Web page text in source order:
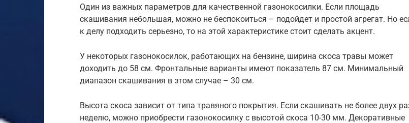
Один из важных параметров для качественной газонокосилки. Если площадь
скашивания небольшая, можно не беспокоиться – подойдет и простой агрегат. Но
к делу подходить серьезно, то на этой характеристике стоит сделать акцент.
У некоторых газонокосилок, работающих на бензине, ширина скоса травы может
доходить до 58 см. Фронтальные варианты имеют показатель 87 см. Минимальный
диапазон скашивания в этом случае – 30 см.
Высота скоса зависит от типа травяного покрытия. Если скашивать не более двух
неделю, можно приобрести газонокосилку с высотой скоса 10-30 мм. Декоративные